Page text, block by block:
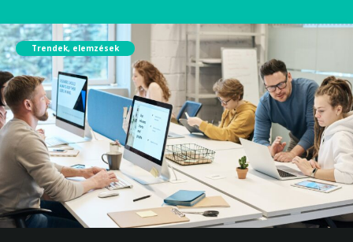
Trendek, elemzések